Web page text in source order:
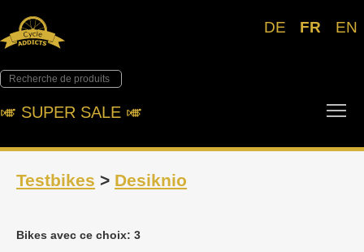
DE FR EN
🎺︎ SUPER SALE 🎺︎
Testbikes > Desiknio
Bikes avec ce choix: 3